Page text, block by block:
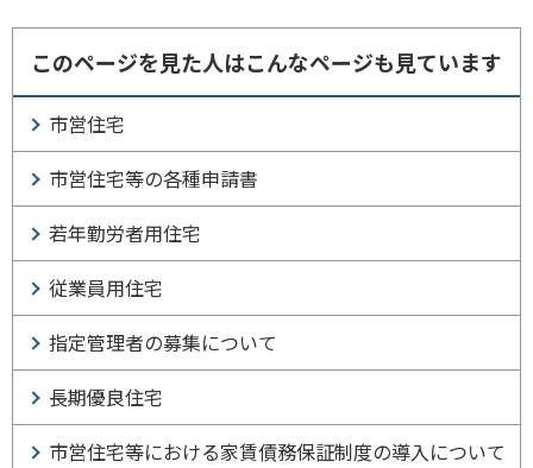
このページを見た人はこんなページも見ています
市営住宅
市営住宅等の各種申請書
若年勤労者用住宅
従業員用住宅
指定管理者の募集について
長期優良住宅
市営住宅等における家賃債務保証制度の導入について